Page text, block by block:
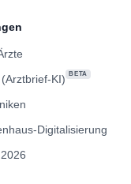
KI)
BETA
Digitalisierung